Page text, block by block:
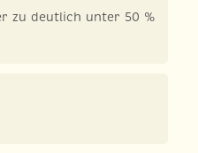
zu deutlich unter 50 %